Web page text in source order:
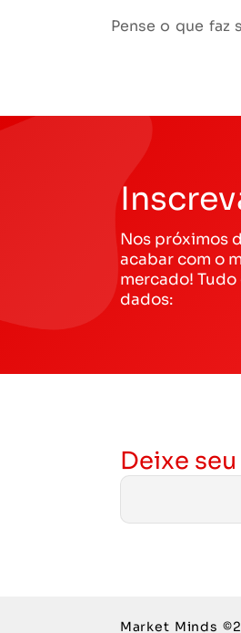
Pense o que faz
Nos próximos
acabar com o
mercado!
dados:
Deixe
Market Minds